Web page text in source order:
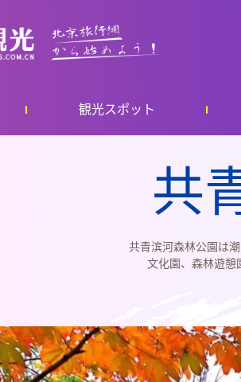
観光スポット
共
共青滨河森林公園は
文化園、森林遊憩